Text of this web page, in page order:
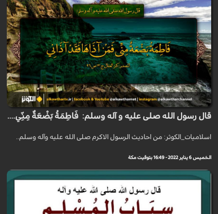
قال رسول الله صلى عليه و آله وسلم: فَاطِمَةُ بَضْعَةٌ مِنِّي....
اسلاميات_الكوثر: من احاديث الرسول الاكرم صلى الله عليه وآله وسلم..
الخميس 6 يناير 2022 - 16:49 بتوقيت مكة